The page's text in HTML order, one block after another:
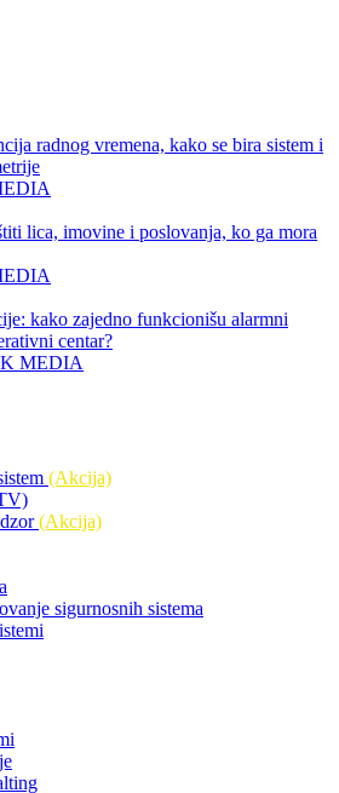
radnog vremena, kako se bira sistem i
lica, imovine i poslovanja, ko ga mora
kako zajedno funkcionišu alarmni
centar?
MEDIA
(Akcija)
(Akcija)
sigurnosnih sistema